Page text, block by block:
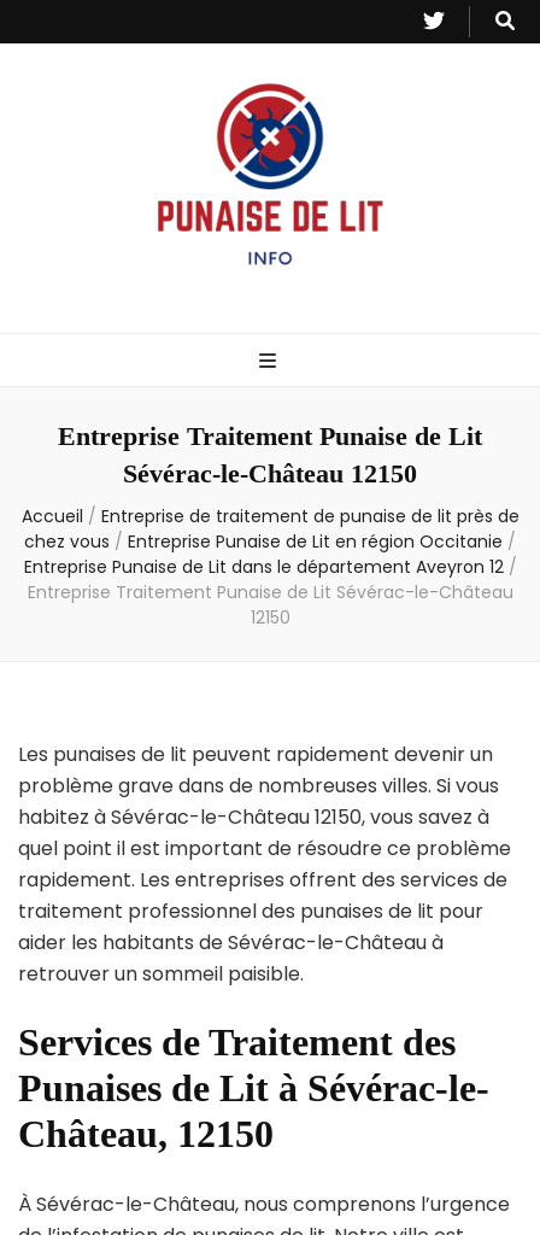
– Info
Entreprise Traitement Punaise de Lit
Sévérac-le-Château 12150
Accueil / Entreprise de traitement de punaise de lit près de
chez vous / Entreprise Punaise de Lit en région Occitanie /
Entreprise Punaise de Lit dans le département Aveyron 12 /
Entreprise Traitement Punaise de Lit Sévérac-le-Château
12150
Les punaises de lit peuvent rapidement devenir un
problème grave dans de nombreuses villes. Si vous
habitez à Sévérac-le-Château 12150, vous savez à
quel point il est important de résoudre ce problème
rapidement. Les entreprises offrent des services de
traitement professionnel des punaises de lit pour
aider les habitants de Sévérac-le-Château à
retrouver un sommeil paisible.
Services de Traitement des
Punaises de Lit à Sévérac-le-
Château, 12150
À Sévérac-le-Château, nous comprenons l’urgence